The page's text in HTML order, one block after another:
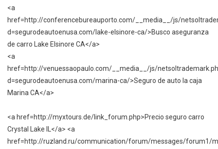
<a
href=http://conferencebureauporto.com/__media__/js/
d=segurodeautoenusa.com/lake-elsinore-ca/>Busco aseguranza
de carro Lake Elsinore CA</a>
<a
href=http://venuessaopaulo.com/__media__/js/
d=segurodeautoenusa.com/marina-ca/>Seguro de auto la caja
Marina CA</a>
<a href=http://myxtours.de/link_forum.php>Precio seguro carro
Crystal Lake IL</a> <a
href=http://ruzland.ru/communication/forum/messages/forum1/